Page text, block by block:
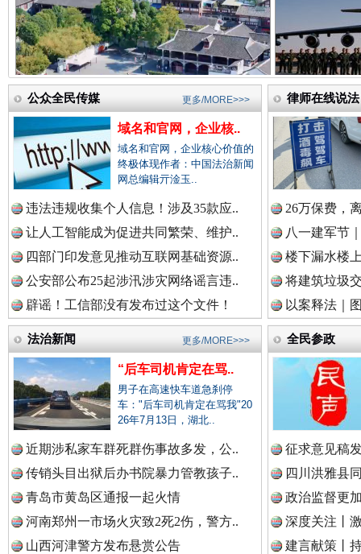
中国企业新闻网.
中国农业新闻网.
中国视频新闻网.
中国廉政法纪网.
中国律师在线.
中国参政网.中
中国全民新闻网.
雄关漫道展新颜 “
公众全民传媒
域名和官网，企业核..
域名和官网，企业核心价值的
终极体现作者：中国法治新闻
网总编辑亓淦玉..
违法违规收集个人信息！涉及35款应..
让人工智能成为促进共同繁荣、维护..
四部门印发意见推动互联网基础资源..
公安部公布25起涉汛涉灾网络谣言违..
辟谣！工信部没有发布过这个文件！
更多/MORE>>> 律师在线说法
26万保费，
八一建军节
楼下漏水楼
将建筑垃圾
以案释法｜
法治新闻
“后车司机肯定在骂..
男子在高速快车道急刹停
车："后车司机肯定在骂我"20
26年7月13日，湖北..
近期涉私家车群死群伤事故多发，公..
传销头目出狱后办书院暴力管教孩子..
青岛市黄岛区通报一起火情
河南郑州一市场火灾致2死2伤，警方..
山西河津警方发布悬赏公告
更多/MORE>>> 全民参政
征求意见稿
四川洪雅县
政治监督更
深度关注丨
建言献策丨